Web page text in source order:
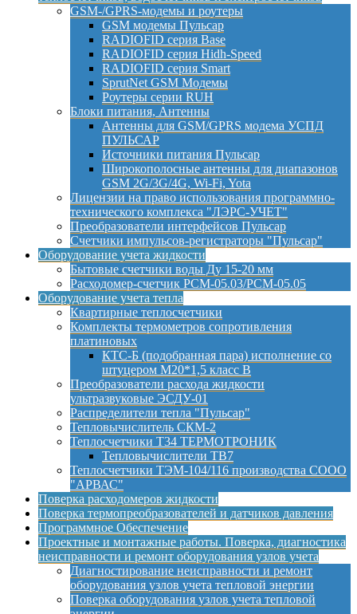
GSM-/GPRS-модемы и роутеры
GSM модемы Пульсар
RADIOFID серия Base
RADIOFID серия Hidh-Speed
RADIOFID серия Smart
SprutNet GSM Модемы
Роутеры серии RUH
Блоки питания, Антенны
Антенны для GSM/GPRS модема УСПД
ПУЛЬСАР
Источники питания Пульсар
Широкополосные антенны для диапазонов
GSM 2G/3G/4G, Wi-Fi, Yota
Лицензии на право использования программно-
технического комплекса "ЛЭРС-УЧЕТ"
Преобразователи интерфейсов Пульсар
Счетчики импульсов-регистраторы "Пульсар"
Оборудование учета жидкости
Бытовые счетчики воды Ду 15-20 мм
Расходомер-счетчик РСМ-05.03/РСМ-05.05
Оборудование учета тепла
Квартирные теплосчетчики
Комплекты термометров сопротивления
платиновых
КТС-Б (подобранная пара) исполнение со
штуцером М20*1,5 класс B
Преобразователи расхода жидкости
ультразвуковые ЭСДУ-01
Распределители тепла "Пульсар"
Тепловычислитель СКМ-2
Теплосчетчики Т34 ТЕРМОТРОНИК
Тепловычислители ТВ7
Теплосчетчики ТЭМ-104/116 производства СООО
"АРВАС"
Поверка расходомеров жидкости
Поверка термопреобразователей и датчиков давления
Программное Обеспечение
Проектные и монтажные работы. Поверка, диагностика
неисправности и ремонт оборудования узлов учета
Диагностирование неисправности и ремонт
оборудования узлов учета тепловой энергии
Поверка оборудования узлов учета тепловой